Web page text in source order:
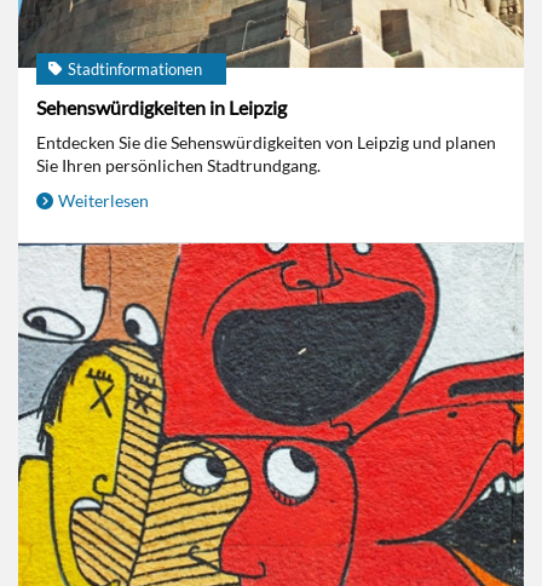
Stadtinformationen
Sehenswürdigkeiten in Leipzig
Entdecken Sie die Sehenswürdigkeiten von Leipzig und planen
Sie Ihren persönlichen Stadtrundgang.
Weiterlesen